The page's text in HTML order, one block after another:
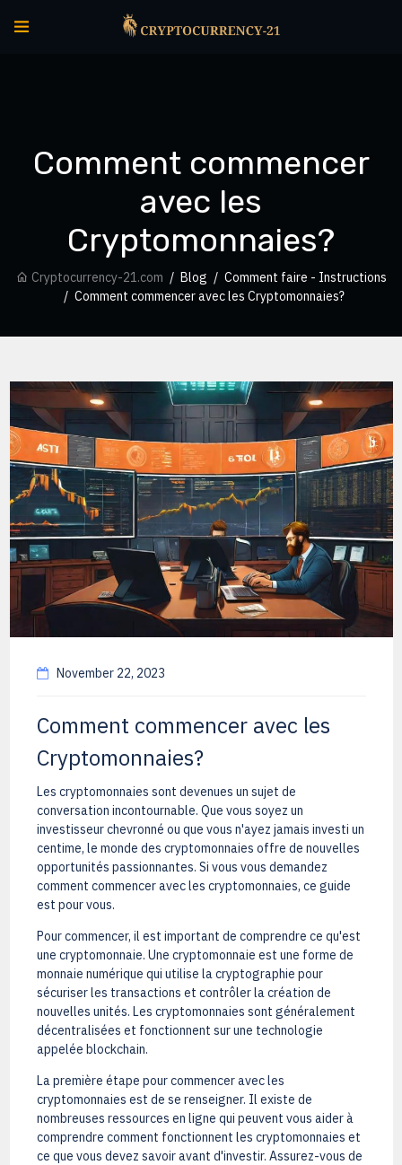
Comment commencer
avec les
Cryptomonnaies?
Cryptocurrency-21.com Blog
Comment faire - Instructions
Comment commencer avec les Cryptomonnaies?
November 22, 2023
Comment commencer avec les
Cryptomonnaies?
Les cryptomonnaies sont devenues un sujet de
conversation incontournable. Que vous soyez un
investisseur chevronné ou que vous n'ayez jamais investi un
centime, le monde des cryptomonnaies offre de nouvelles
opportunités passionnantes. Si vous vous demandez
comment commencer avec les cryptomonnaies, ce guide
est pour vous.
Pour commencer, il est important de comprendre ce qu'est
une cryptomonnaie. Une cryptomonnaie est une forme de
monnaie numérique qui utilise la cryptographie pour
sécuriser les transactions et contrôler la création de
nouvelles unités. Les cryptomonnaies sont généralement
décentralisées et fonctionnent sur une technologie
appelée blockchain.
La première étape pour commencer avec les
cryptomonnaies est de se renseigner. Il existe de
nombreuses ressources en ligne qui peuvent vous aider à
comprendre comment fonctionnent les cryptomonnaies et
ce que vous devez savoir avant d'investir. Assurez-vous de